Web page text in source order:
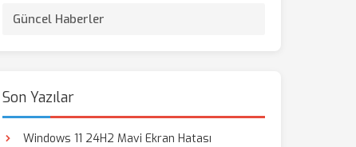
Güncel Haberler
Son Yazılar
Windows 11 24H2 Mavi Ekran Hatası